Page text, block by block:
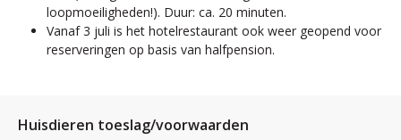
loopmoeiligheden!). Duur: ca. 20 minuten.
Vanaf 3 juli is het hotelrestaurant ook weer geopend voor
reserveringen op basis van halfpension.
Huisdieren toeslag/voorwaarden